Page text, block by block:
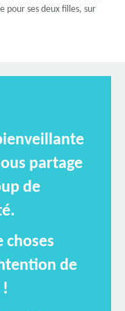
pour ses deux filles, sur
partage
de
choses
de